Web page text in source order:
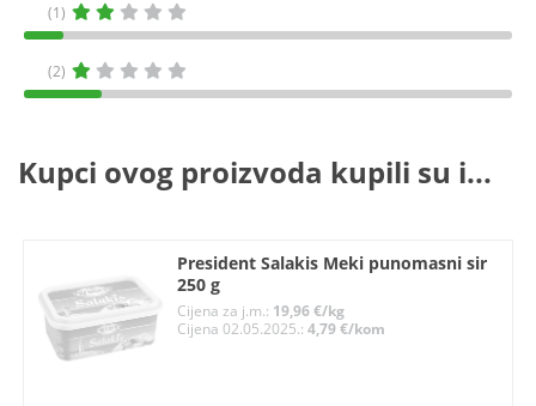
(1)
(2)
Kupci ovog proizvoda kupili su i...
President Salakis Meki punomasni sir
250 g
Cijena za j.m.: 19,96 €/kg
Cijena 02.05.2025.:4,79 €/kom